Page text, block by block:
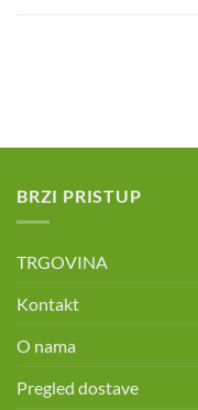
BRZI PRISTUP
TRGOVINA
Kontakt
O nama
Pregled dostave